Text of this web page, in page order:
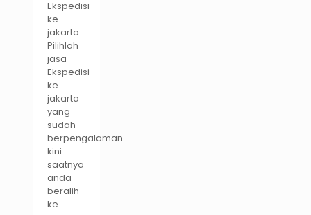
Ekspedisi
ke
jakarta
Pilihlah
jasa
Ekspedisi
ke
jakarta
yang
sudah
berpengalaman.
kini
saatnya
anda
beralih
ke